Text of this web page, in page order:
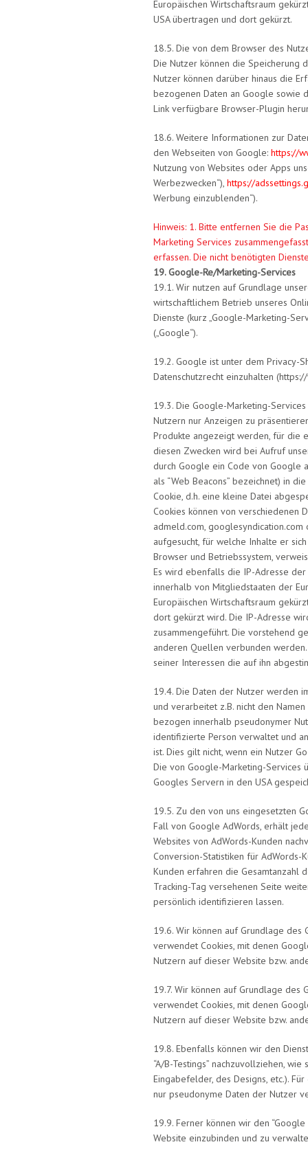
Europäischen Wirtschaftsraum
USA übertragen und dort gekürzt.
18.5. Die von dem Browser des
Die Nutzer können die Speicherung
Nutzer können darüber hinaus die
bezogenen Daten an Google sowie
Link verfügbare Browser-Plugin
18.6. Weitere Informationen zur
den Webseiten von Google: https://
Nutzung von Websites oder Apps
Werbezwecken“), https://
Werbung einzublenden“).
Hinweis: 1. Bitte entfernen Sie die
Marketing Services
erfassen. Die nicht benötigten
19. Google-Re/Marketing-Services
19.1. Wir nutzen auf Grundlage
wirtschaftlichem Betrieb unseres
Dienste (kurz „Google-Marketing-
(„Google“).
19.2. Google ist unter dem Privacy-
Datenschutzrecht einzuhalten
19.3. Die Google-Marketing-
Nutzern nur Anzeigen zu
Produkte angezeigt werden, für die
diesen Zwecken wird bei Aufruf
durch Google ein Code von Google
als “Web Beacons” bezeichnet) in
Cookie, d.h. eine kleine Datei
Cookies können von verschiedenen
admeld.com,
aufgesucht, für welche Inhalte er
Browser und Betriebssystem,
Es wird ebenfalls die IP-Adresse
innerhalb von Mitgliedstaaten der
Europäischen Wirtschaftsraum
dort gekürzt wird. Die IP-Adresse
zusammengeführt. Die vorstehend
anderen Quellen verbunden
seiner Interessen die auf ihn
19.4. Die Daten der Nutzer werden
und verarbeitet z.B. nicht den
bezogen innerhalb pseudonymer
identifizierte Person verwaltet und
ist. Dies gilt nicht, wenn ein Nutzer
Die von Google-Marketing-
Googles Servern in den USA
19.5. Zu den von uns eingesetzten
Fall von Google AdWords, erhält
Websites von AdWords-Kunden
Conversion-Statistiken für AdWords-
Kunden erfahren die Gesamtanzahl
Tracking-Tag versehenen Seite
persönlich identifizieren lassen.
19.6. Wir können auf Grundlage des
verwendet Cookies, mit denen
Nutzern auf dieser Website bzw.
19.7. Wir können auf Grundlage des
verwendet Cookies, mit denen
Nutzern auf dieser Website bzw.
19.8. Ebenfalls können wir den
“A/B-Testings” nachzuvollziehen,
Eingabefelder, des Designs, etc.).
nur pseudonyme Daten der Nutzer
19.9. Ferner können wir den
Website einzubinden und zu